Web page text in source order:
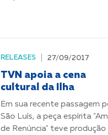
RELEASES 27/09/2017
TVN apoia a cena
cultural da Ilha
Em sua recente passagem
São Luís, a peça espírita
de Renúncia" teve produção